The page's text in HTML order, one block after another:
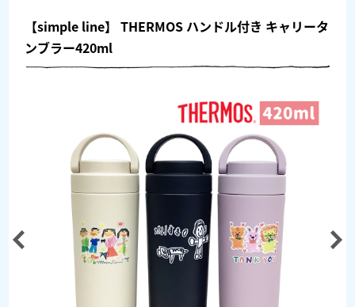
【simple line】 THERMOS ハンドル付き キャリータ
ンブラー420ml